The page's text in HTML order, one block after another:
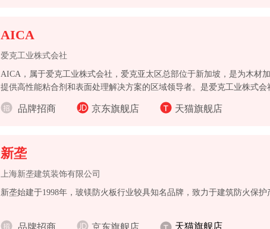
AICA
爱克工业株式会社
AICA，属于爱克工业株式会社，爱克亚太区总部位于新加坡，是为木材
提供高性能粘合剂和表面处理解决方案的区域领导者。是爱克工业株式
名古屋证券交易所上市。
品牌招商 京东旗舰店 天猫旗舰店
新垄
上海新垄建筑装饰有限公司
新垄始建于1998年，玻镁防火板行业较具知名品牌，致力于建筑防火保护
品牌招商 京东旗舰店 天猫旗舰店